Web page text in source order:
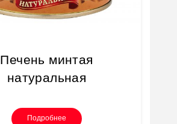
Печень минтая
натуральная
Подробнее